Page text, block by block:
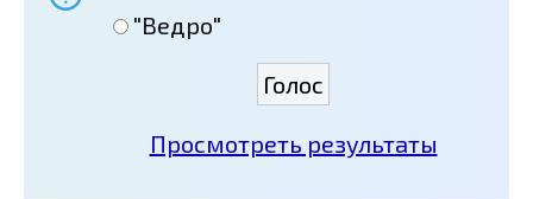
"Ведро"
Просмотреть результаты